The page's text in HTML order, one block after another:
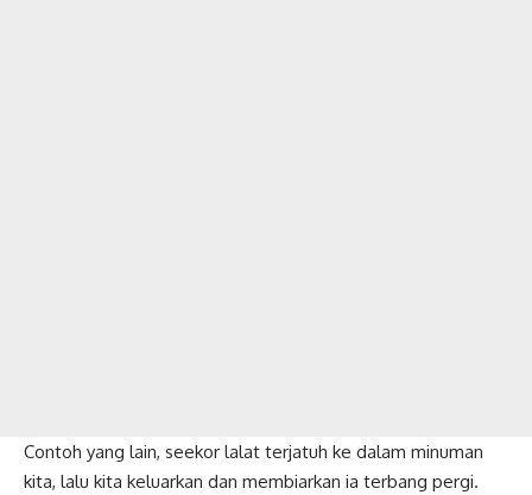
Contoh yang lain, seekor lalat terjatuh ke dalam minuman
kita, lalu kita keluarkan dan membiarkan ia terbang pergi.